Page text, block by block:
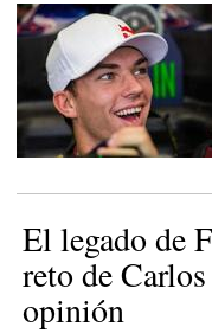
El legado de
reto de
opinión